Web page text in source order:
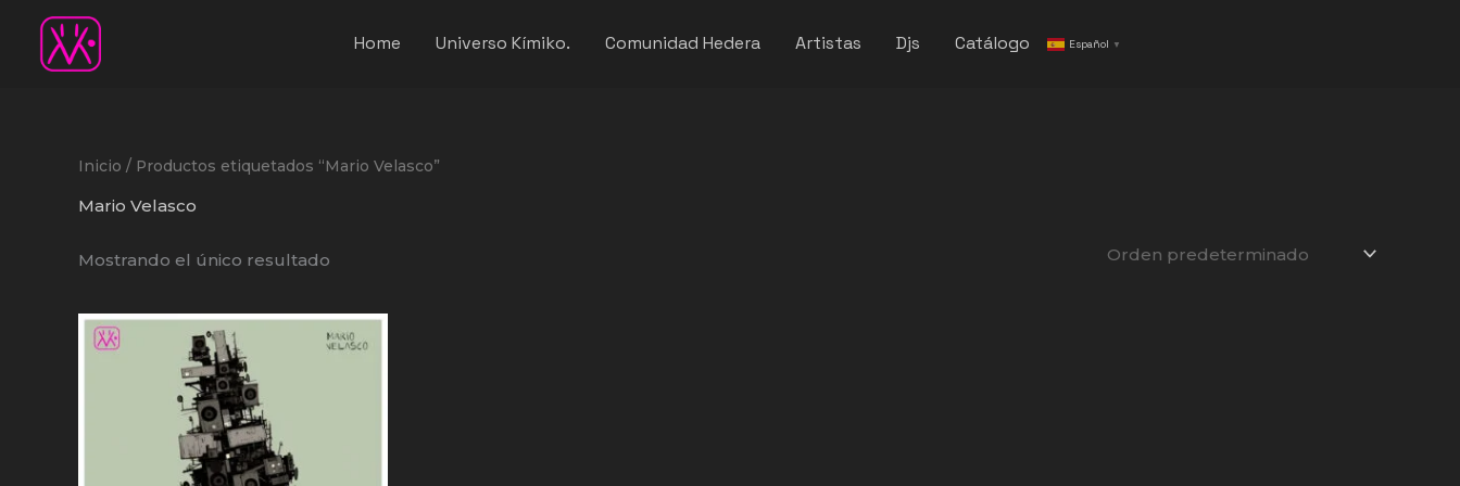
contenido
Home Universo Kímiko. Comunidad Hedera Artistas Djs Catálogo Español ▼
Inicio / Productos etiquetados “Mario Velasco”
Mario Velasco
Mostrando el único resultado